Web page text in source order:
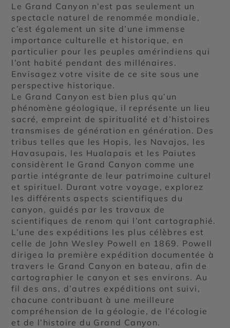
Le Grand Canyon n’est pas seulement un
spectacle naturel de renommée mondiale,
c’est également un site d’une immense
importance culturelle et historique, en
particulier pour les peuples amérindiens qui
l’ont habité pendant des millénaires.
Envisagez votre visite de ce site sous une
perspective historique.
Le Grand Canyon est bien plus qu’un
phénomène géologique, il représente un lieu
sacré, empreint de spiritualité et d’histoires
transmises de génération en génération. Des
tribus telles que les Hopis, les Navajos, les
Havasupais, les Hualapais et les Paiutes
considèrent le Grand Canyon comme une
partie intégrante de leur patrimoine culturel
et spirituel. Durant votre voyage, explorez
les différents aspects scientifiques du
canyon, guidés par les travaux de
scientifiques de renom qui l’ont cartographié.
L’une des expéditions les plus célèbres est
celle de John Wesley Powell en 1869. Powell
dirigea la première expédition documentée à
travers le Grand Canyon en bateau, afin de
cartographier le canyon et ses environs. Au
fil des ans, d’autres expéditions ont suivi,
chacune contribuant à une meilleure
compréhension de la géologie, de l’écologie
et de l’histoire du Grand Canyon.